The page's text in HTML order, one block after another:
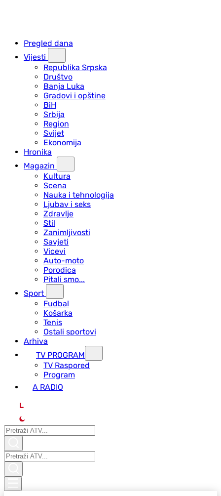
Pregled dana
Vijesti
Republika Srpska
Društvo
Banja Luka
Gradovi i opštine
BiH
Srbija
Region
Svijet
Ekonomija
Hronika
Magazin
Kultura
Scena
Nauka i tehnologija
Ljubav i seks
Zdravlje
Stil
Zanimljivosti
Savjeti
Vicevi
Auto-moto
Porodica
Pitali smo...
Sport
Fudbal
Košarka
Tenis
Ostali sportovi
Arhiva
TV PROGRAM
ТV Raspored
Program
A RADIO
L